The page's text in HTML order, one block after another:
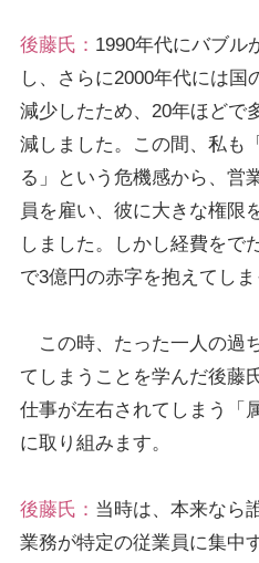
後藤氏： 1990年代にバブル
し、さらに2000年代には国
減少したため、20年ほどで
減しました。この間、私も
る」という危機感から、営
員を雇い、彼に大きな権限
しました。しかし経費をで
で3億円の赤字を抱えてしま
この時、たった一人の過
てしまうことを学んだ後藤
仕事が左右されてしまう「
に取り組みます。
後藤氏： 当時は、本来なら
業務が特定の従業員に集中